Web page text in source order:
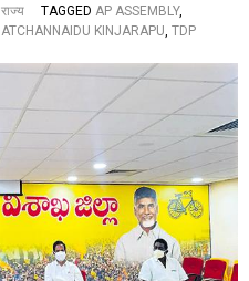
राज्य
TAGGED AP ASSEMBLY,
ATCHANNAIDU KINJARAPU, TDP